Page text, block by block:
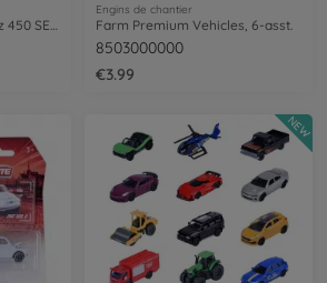
Engins de chantier
Farm Premium Vehicles, 6-asst.
8503000000
€3.99
NEW